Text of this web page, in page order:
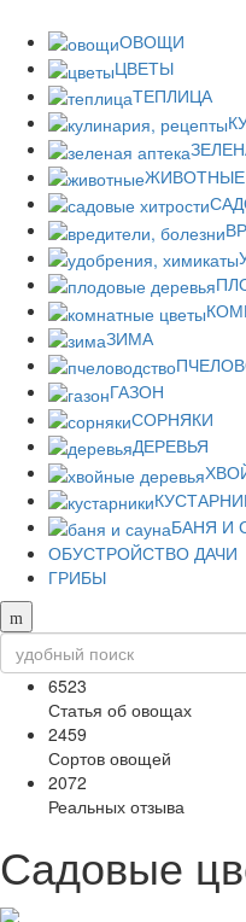
ОВОЩИ
ЦВЕТЫ
ТЕПЛИЦА
ЖИВОТНЫЕ
ЗИМА
ГАЗОН
СОРНЯКИ
ДЕРЕВЬЯ
БАНЯ И
ОБУСТРОЙСТВО ДАЧИ
ГРИБЫ
6523
Статья об овощах
2459
Сортов овощей
2072
Реальных отзыва
Садовые